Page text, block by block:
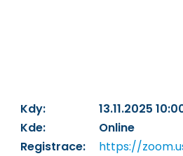
Kdy:
13.11.2025
Kde:
Online
Registrace:
https://